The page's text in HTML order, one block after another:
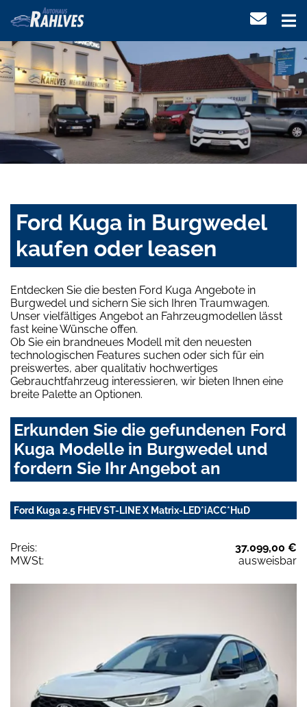
Ford Kuga in Burgwedel
kaufen oder leasen
Entdecken Sie die besten Ford Kuga Angebote in
Burgwedel und sichern Sie sich Ihren Traumwagen.
Unser vielfältiges Angebot an Fahrzeugmodellen lässt
fast keine Wünsche offen.
Ob Sie ein brandneues Modell mit den neuesten
technologischen Features suchen oder sich für ein
preiswertes, aber qualitativ hochwertiges
Gebrauchtfahrzeug interessieren, wir bieten Ihnen eine
breite Palette an Optionen.
Erkunden Sie die gefundenen Ford
Kuga Modelle in Burgwedel und
fordern Sie Ihr Angebot an
Ford Kuga 2.5 FHEV ST-LINE X Matrix-LED*iACC*HuD
Preis:
37.099,00 €
MWSt:
ausweisbar